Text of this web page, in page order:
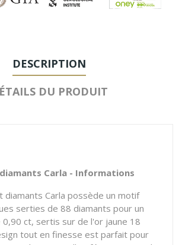
DESCRIPTION
DU PRODUIT
Carla - Informations
diamants Carla possède un motif
serties de 88 diamants pour un
ct, sertis sur de l'or jaune 18
tout en finesse est parfait pour